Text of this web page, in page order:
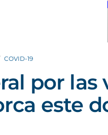
COVID-19
por las
este